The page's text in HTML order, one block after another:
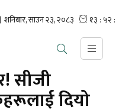
सीजी
दियो